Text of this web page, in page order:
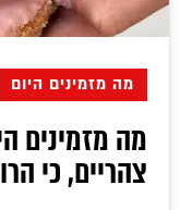
מה מזמינים היום
מה מזמינים
צהריים, כי